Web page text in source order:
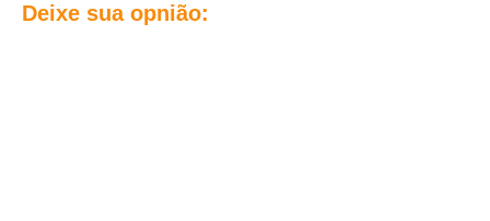
Deixe sua opnião: